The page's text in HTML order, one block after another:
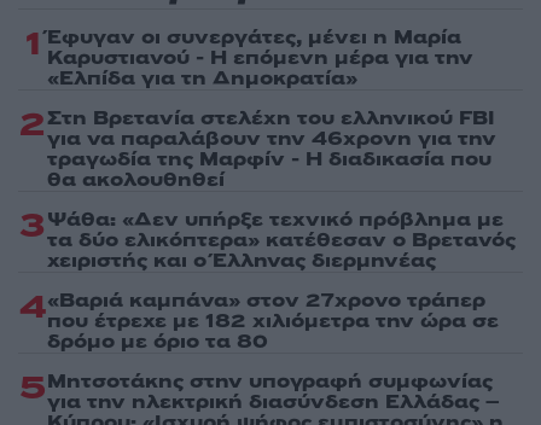
1 Έφυγαν οι συνεργάτες, μένει η Μαρία
Καρυστιανού - Η επόμενη μέρα για την
«Ελπίδα για τη Δημοκρατία»
2Στη Βρετανία στελέχη του ελληνικού FBI
για να παραλάβουν την 46χρονη για την
τραγωδία της Μαρφίν - Η διαδικασία που
θα ακολουθηθεί
3Ψάθα: «Δεν υπήρξε τεχνικό πρόβλημα με
τα δύο ελικόπτερα» κατέθεσαν ο Βρετανός
χειριστής και ο Έλληνας διερμηνέας
4«Βαριά καμπάνα» στον 27χρονο τράπερ
που έτρεχε με 182 χιλιόμετρα την ώρα σε
δρόμο με όριο τα 80
5Μητσοτάκης στην υπογραφή συμφωνίας
για την ηλεκτρική διασύνδεση Ελλάδας –